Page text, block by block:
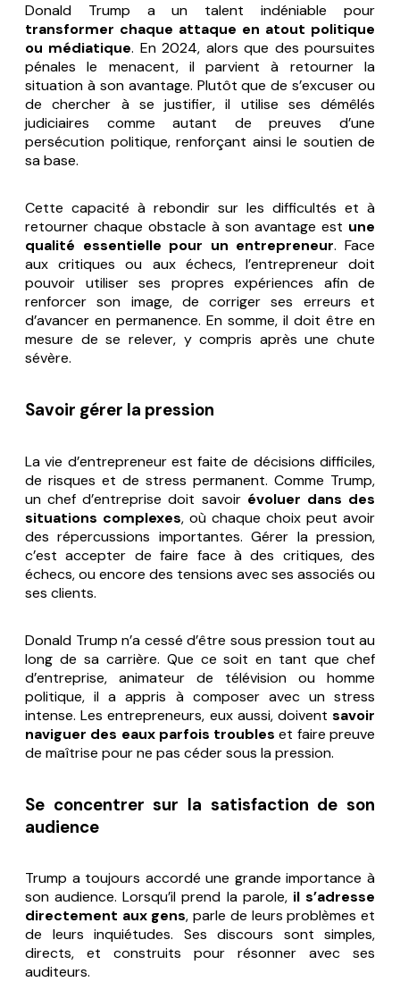
Donald Trump a un talent indéniable pour
transformer chaque attaque en atout politique
ou médiatique. En 2024, alors que des poursuites
pénales le menacent, il parvient à retourner la
situation à son avantage. Plutôt que de s’excuser ou
de chercher à se justifier, il utilise ses démêlés
judiciaires comme autant de preuves d’une
persécution politique, renforçant ainsi le soutien de
sa base.
Cette capacité à rebondir sur les difficultés et à
retourner chaque obstacle à son avantage est une
qualité essentielle pour un entrepreneur. Face
aux critiques ou aux échecs, l’entrepreneur doit
pouvoir utiliser ses propres expériences afin de
renforcer son image, de corriger ses erreurs et
d’avancer en permanence. En somme, il doit être en
mesure de se relever, y compris après une chute
sévère.
Savoir gérer la pression
La vie d’entrepreneur est faite de décisions difficiles,
de risques et de stress permanent. Comme Trump,
un chef d’entreprise doit savoir évoluer dans des
situations complexes, où chaque choix peut avoir
des répercussions importantes. Gérer la pression,
c’est accepter de faire face à des critiques, des
échecs, ou encore des tensions avec ses associés ou
ses clients.
Donald Trump n’a cessé d’être sous pression tout au
long de sa carrière. Que ce soit en tant que chef
d’entreprise, animateur de télévision ou homme
politique, il a appris à composer avec un stress
intense. Les entrepreneurs, eux aussi, doivent savoir
naviguer des eaux parfois troubles et faire preuve
de maîtrise pour ne pas céder sous la pression.
Se concentrer sur la satisfaction de son
audience
Trump a toujours accordé une grande importance à
son audience. Lorsqu’il prend la parole, il s’adresse
directement aux gens, parle de leurs problèmes et
de leurs inquiétudes. Ses discours sont simples,
directs, et construits pour résonner avec ses
auditeurs.